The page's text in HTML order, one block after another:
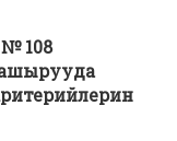
108
ашырууда